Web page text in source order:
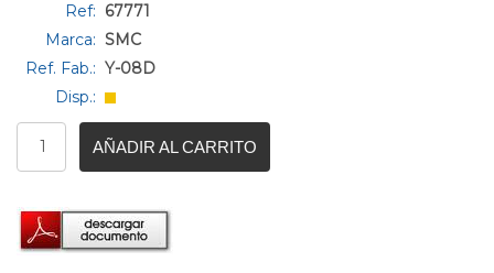
Ref: 67771
Marca: SMC
Ref. Fab.: Y-08D
Disp.:
AÑADIR AL CARRITO